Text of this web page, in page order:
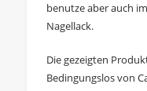
benutze aber auch
Nagellack.
Die gezeigten
Bedingungslos von